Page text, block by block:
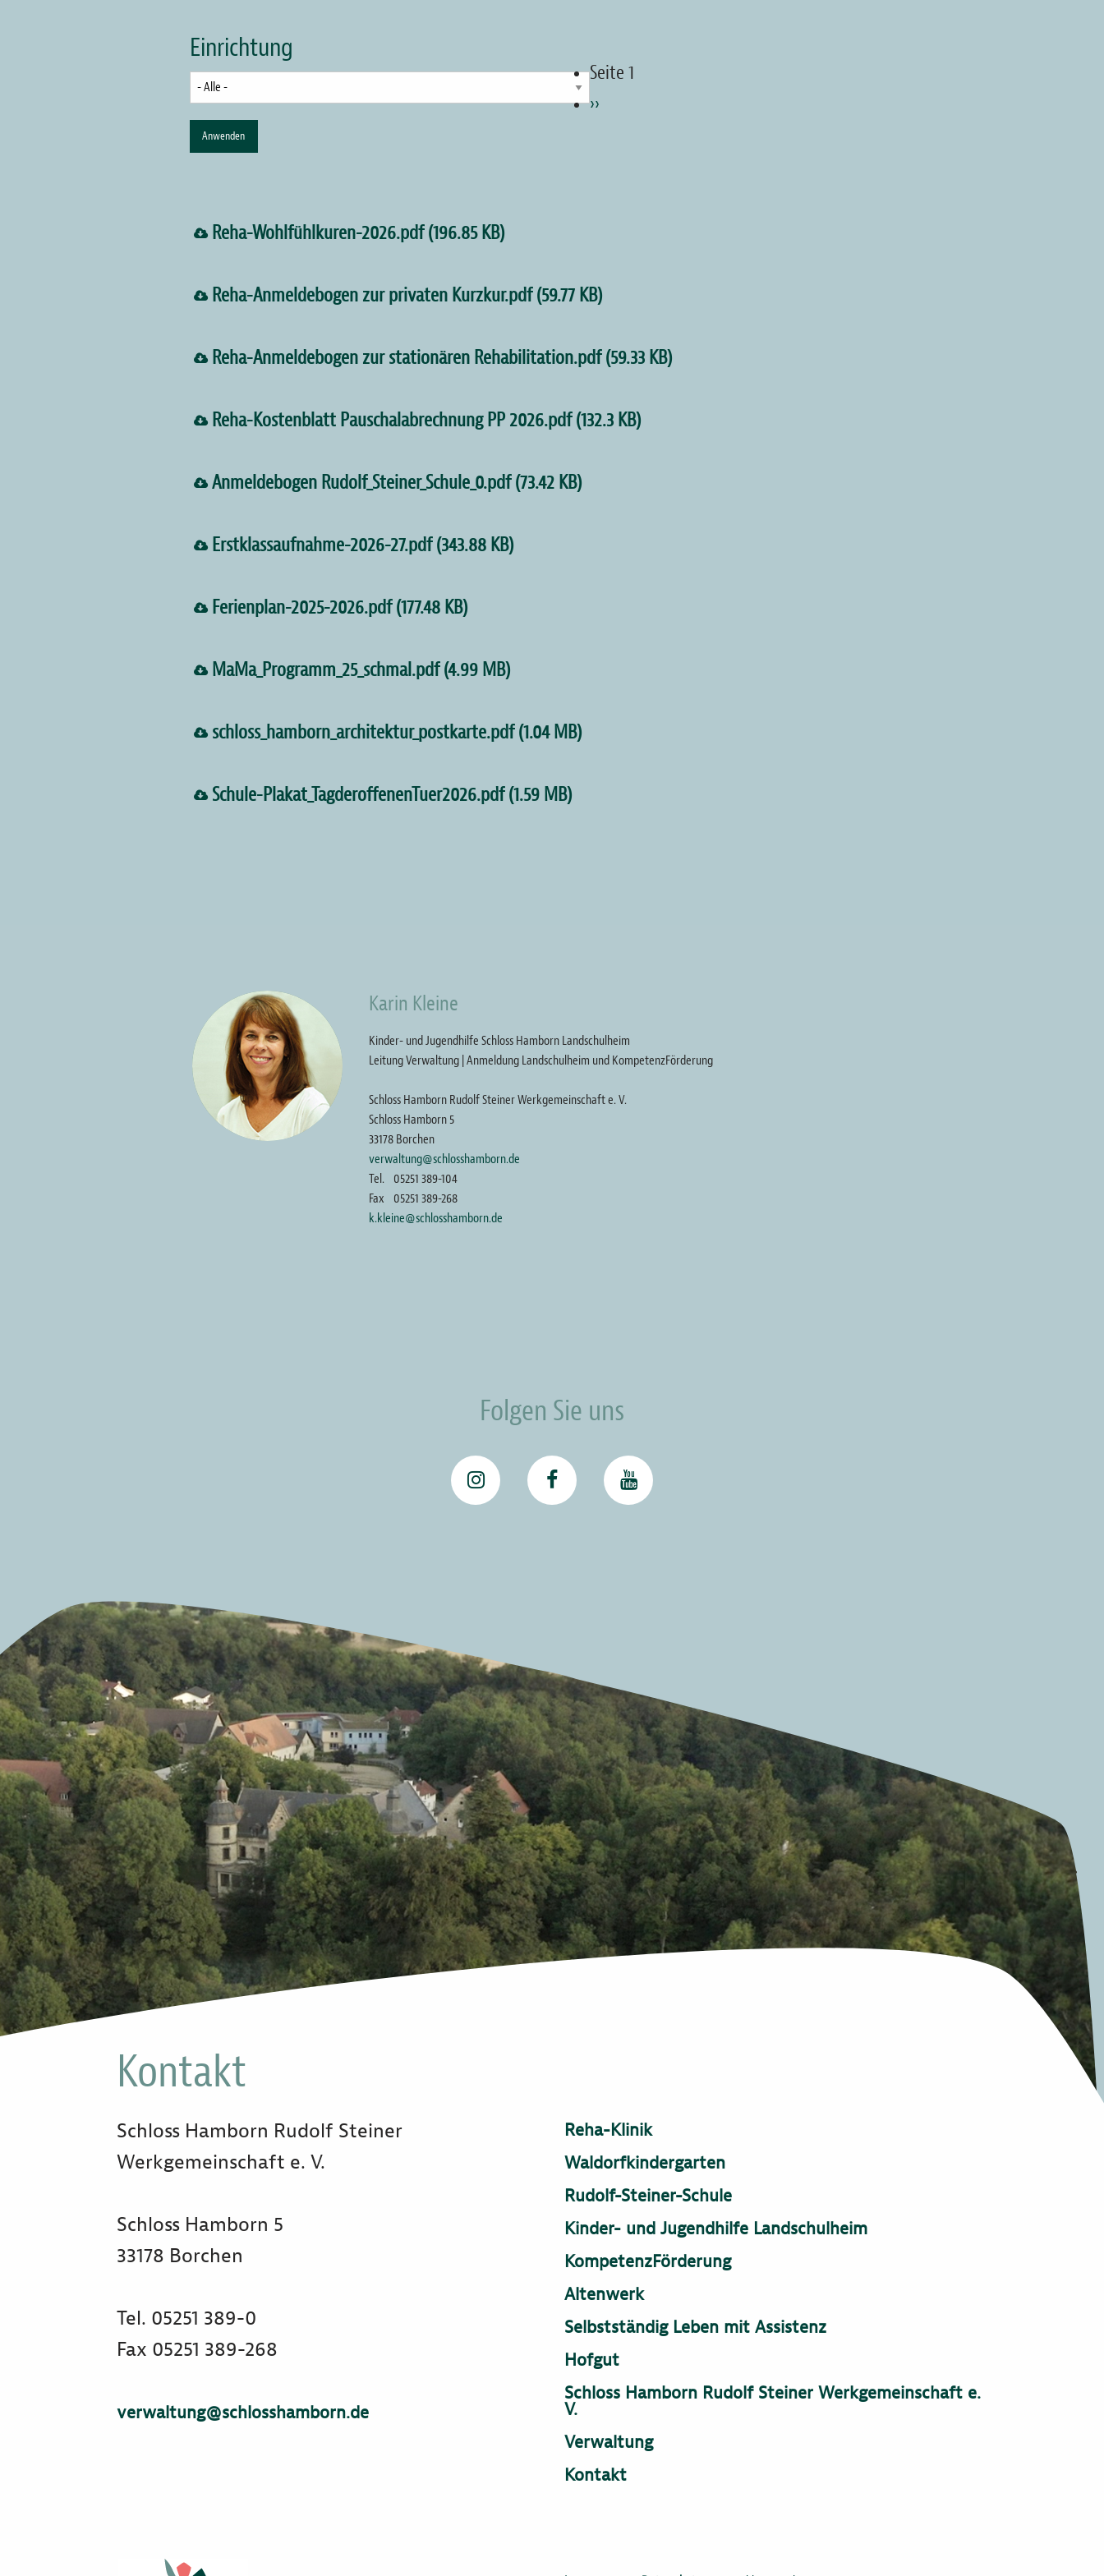
Einrichtung
Reha-Wohlfühlkuren-2026.pdf (196.85 KB)
Reha-Anmeldebogen zur privaten Kurzkur.pdf (59.77 KB)
Reha-Anmeldebogen zur stationären Rehabilitation.pdf (59.33 KB)
Reha-Kostenblatt Pauschalabrechnung PP 2026.pdf (132.3 KB)
Anmeldebogen Rudolf_Steiner_Schule_0.pdf (73.42 KB)
Erstklassaufnahme-2026-27.pdf (343.88 KB)
Ferienplan-2025-2026.pdf (177.48 KB)
MaMa_Programm_25_schmal.pdf (4.99 MB)
schloss_hamborn_architektur_postkarte.pdf (1.04 MB)
Schule-Plakat_TagderoffenenTuer2026.pdf (1.59 MB)
Seitennummerierung
Seite 1
Nächste
››
Karin Kleine
Kinder- und Jugendhilfe Schloss Hamborn Landschulheim
Leitung Verwaltung | Anmeldung Landschulheim und KompetenzFörderung
Schloss Hamborn Rudolf Steiner Werkgemeinschaft e. V.
Schloss Hamborn 5
33178 Borchen
verwaltung@schlosshamborn.de
Tel.
05251 389-104
Fax
05251 389-268
k.kleine@schlosshamborn.de
Folgen Sie uns
Kontakt
Schloss Hamborn Rudolf Steiner
Werkgemeinschaft e. V.
Schloss Hamborn 5
33178 Borchen
Tel. 05251 389-0
Fax 05251 389-268
verwaltung@schlosshamborn.de
Reha-Klinik
Waldorfkindergarten
Rudolf-Steiner-Schule
Kinder- und Jugendhilfe Landschulheim
KompetenzFörderung
Altenwerk
Selbstständig Leben mit Assistenz
Hofgut
Schloss Hamborn Rudolf Steiner Werkgemeinschaft e.
V.
Verwaltung
Kontakt